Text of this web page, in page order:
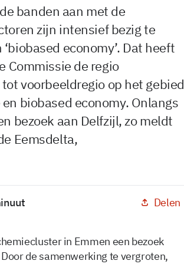
banden aan met de
zijn intensief bezig te
economy’. Dat heeft
Commissie de regio
voorbeeldregio op het gebied
biobased economy. Onlangs
bezoek aan Delfzijl, zo meldt
Eemsdelta,
Delen
in Emmen een bezoek
de samenwerking te vergroten,